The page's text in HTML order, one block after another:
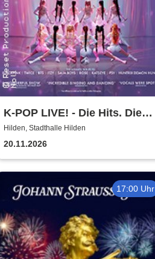
K-POP LIVE! - Die Hits. Die
Moves. Die Show.
Hilden, Stadthalle Hilden
20.11.2026
17:00 Uhr